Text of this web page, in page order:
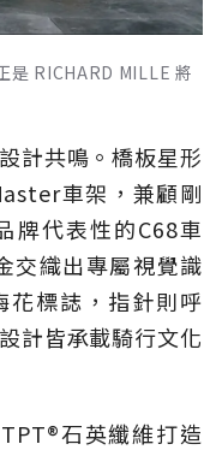
RICHARD MILLE 將
計共鳴。橋板星形
車架，兼顧剛
牌代表性的C68車
交織出專屬視覺識
標誌，指針則呼
計皆承載騎行文化
石英纖維打造